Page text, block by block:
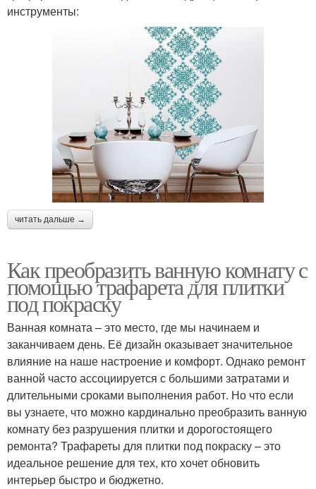
инструменты:
читать дальше →
Как преобразить ванную комнату с
помощью трафарета для плитки
под покраску
Ванная комната – это место, где мы начинаем и
заканчиваем день. Её дизайн оказывает значительное
влияние на наше настроение и комфорт. Однако ремонт
ванной часто ассоциируется с большими затратами и
длительными сроками выполнения работ. Но что если
вы узнаете, что можно кардинально преобразить ванную
комнату без разрушения плитки и дорогостоящего
ремонта? Трафареты для плитки под покраску – это
идеальное решение для тех, кто хочет обновить
интерьер быстро и бюджетно.